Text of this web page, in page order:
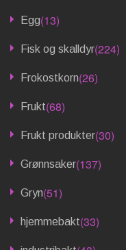
Egg(13)
Fisk og skalldyr(224)
Frokostkorn(26)
Frukt(68)
Frukt produkter(30)
Grønnsaker(137)
Gryn(51)
hjemmebakt(33)